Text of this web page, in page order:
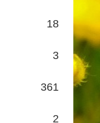
18
3
361
2